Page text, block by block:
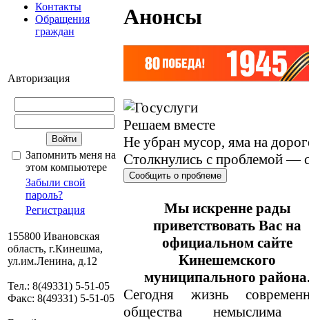
Контакты
Обращения
граждан
Авторизация
Запомнить меня на
этом компьютере
Забыли свой
пароль?
Регистрация
155800 Ивановская
область, г.Кинешма,
ул.им.Ленина, д.12
Тел.: 8(49331) 5-51-05
Факс: 8(49331) 5-51-05
Анонсы
Решаем вместе
Не убран мусор, яма на
Столкнулись с проблемой —
Сообщить о проблеме
Мы искренне рады
приветствовать Вас на
официальном сайте
Кинешемского
муниципального
Сегодня жизнь
общества немыслима